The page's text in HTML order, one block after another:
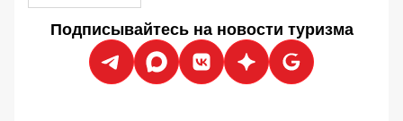
Подписывайтесь на новости туризма